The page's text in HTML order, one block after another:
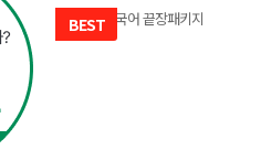
BEST